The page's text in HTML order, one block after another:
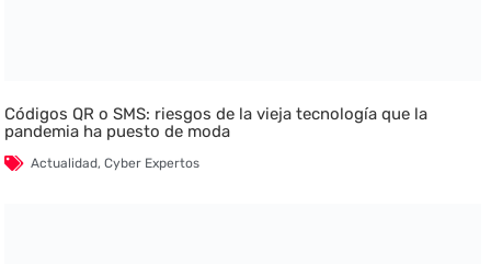
Códigos QR o SMS: riesgos de la vieja tecnología que la
pandemia ha puesto de moda
Actualidad,Cyber Expertos